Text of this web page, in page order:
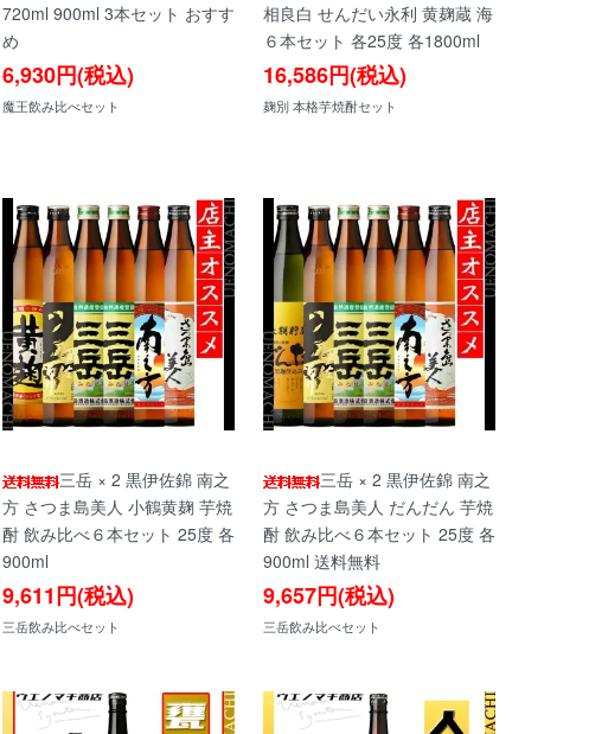
720ml 900ml 3本セット おすす
め
6,930円(税込)
魔王飲み比べセット
相良白 せんだい永利 黄麹蔵 海
６本セット 各25度 各1800ml
16,586円(税込)
麹別 本格芋焼酎セット
三岳 × 2 黒伊佐錦 南之
方 さつま島美人 小鶴黄麹 芋焼
酎 飲み比べ６本セット 25度 各
900ml
9,611円(税込)
三岳飲み比べセット
三岳 × 2 黒伊佐錦 南之
方 さつま島美人 だんだん 芋焼
酎 飲み比べ６本セット 25度 各
900ml 送料無料
9,657円(税込)
三岳飲み比べセット